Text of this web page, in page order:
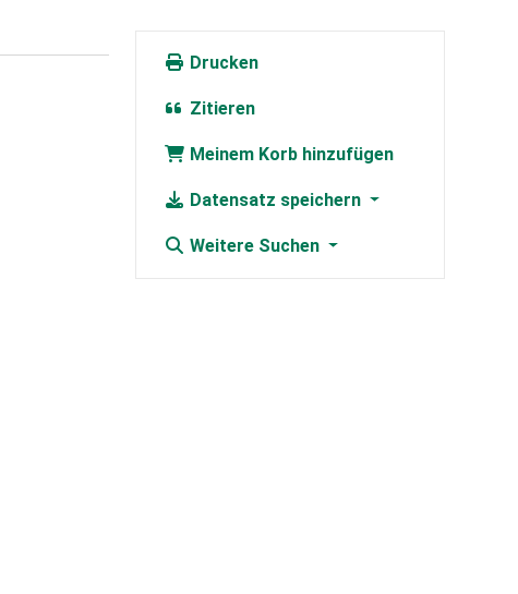
Drucken
Zitieren
Meinem Korb hinzufügen
Datensatz speichern
Weitere Suchen